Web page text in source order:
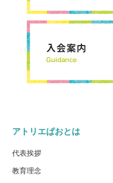
アトリエぱおとは
代表挨拶
教育理念